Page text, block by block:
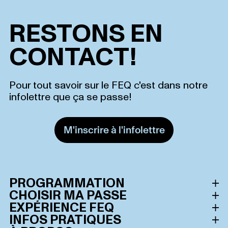
RESTONS EN
CONTACT!
Pour tout savoir sur le FEQ c'est dans notre
infolettre que ça se passe!
M'inscrire à l'infolettre
PROGRAMMATION
Horaire des spectacles
Artistes
CHOISIR MA PASSE
Toutes les passes
EXPÉRIENCE FEQ
Le Festival d’été de Québec
INFOS PRATIQUES